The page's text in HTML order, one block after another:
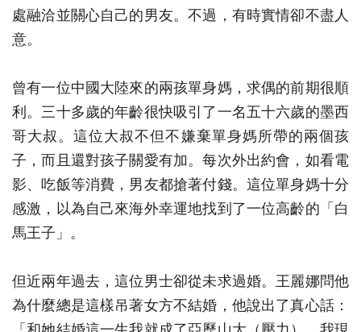
處融洽並關心自己的男友。不過，有時實情卻不盡人
意。
曾有一位中國大陸來的兩孩單身媽，求偶的前期很順
利。三十多歲的年齡很快吸引了一名五十六歲的墨西
哥大叔。這位大叔不但不嫌棄單身媽所帶的兩個孩
子，而且還對孩子關愛有加。每次外出約會，如看電
影、吃飯等消費，男友都搶著付錢。這位單身媽十分
感激，以為自己來海外幸運地找到了一位高齡的「白
馬王子」。
但近兩年過去，這位男士卻從未求過婚。王麗娜問他
為什麼總是這樣吊著女方不結婚，他說出了真心話：